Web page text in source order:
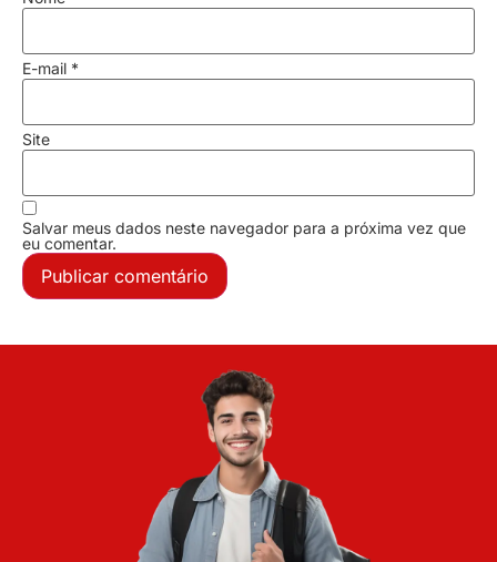
E-mail *
Site
Salvar meus dados neste navegador para a próxima vez que
eu comentar.